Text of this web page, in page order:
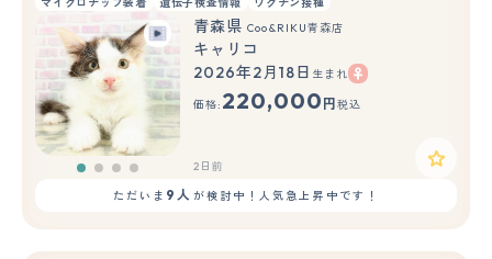
青森県 Coo&RIKU青森店
キャリコ
2026年2月18日 生まれ
価格: 220,000 円 税込
2日前
ただいま 9人 が検討中！人気急上昇中です！